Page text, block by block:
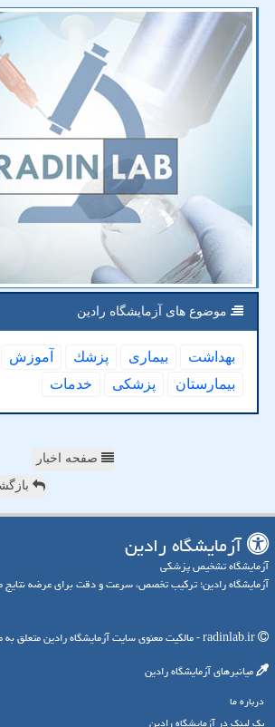
موضوع های آزمایشگاه رادین
بهداشت بیماری پزشك آموزش
بیمارستان
پزشكی خدمات
صفحه اخبار
آزمایشگاه رادین
آزمایشگاه تشخیص پزشکی
آزمایشگاه رادین؛ ترکیب تخصص، سرعت و دقت برای عرضه
میانبرهای آزمایشگاه رادین
درباره ما